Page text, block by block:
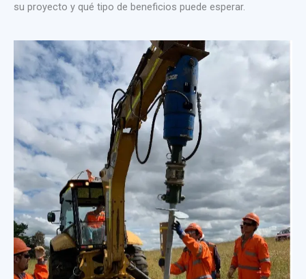
su proyecto y qué tipo de beneficios puede esperar.